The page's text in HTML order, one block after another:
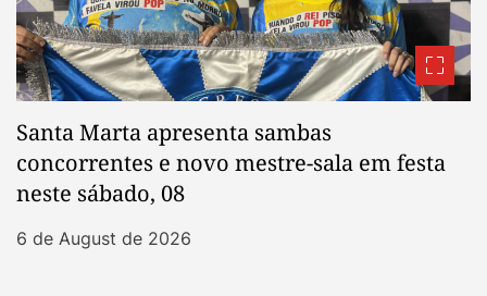
Santa Marta apresenta sambas
concorrentes e novo mestre-sala em festa
neste sábado, 08
6 de August de 2026